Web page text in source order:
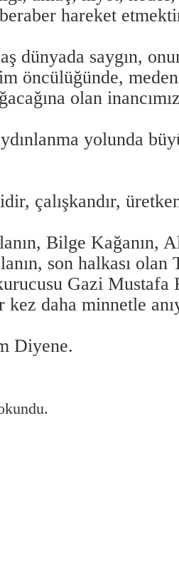
hareket
dünyada saygın,
öncülüğünde,
olan
yolunda
çalışkandır,
Bilge Kağanın,
son halkası
Gazi Mustafa
kez daha minnetle
Diyene.